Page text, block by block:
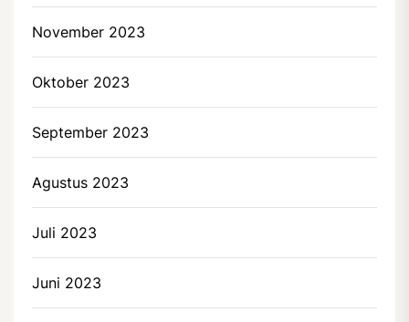
November 2023
Oktober 2023
September 2023
Agustus 2023
Juli 2023
Juni 2023